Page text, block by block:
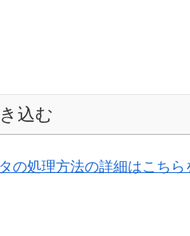
込む
の処理方法の詳細はこちら